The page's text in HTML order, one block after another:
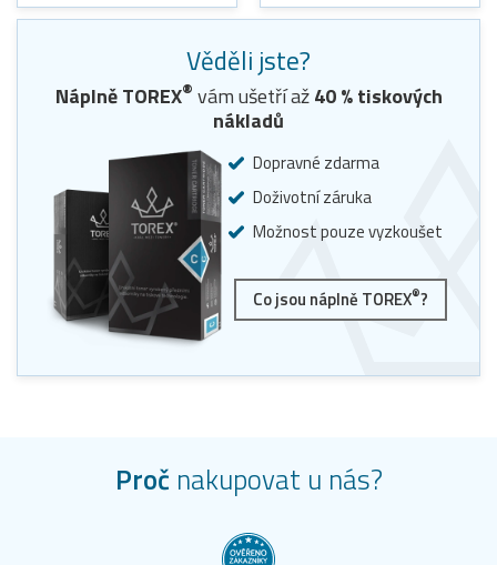
Věděli jste?
Náplně TOREX® vám ušetří až40% tiskových
nákladů
Dopravné zdarma
Doživotní záruka
Možnost pouze vyzkoušet
Co jsou náplně TOREX®?
Proč nakupovat u nás?